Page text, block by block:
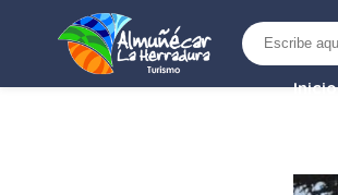
Inicio